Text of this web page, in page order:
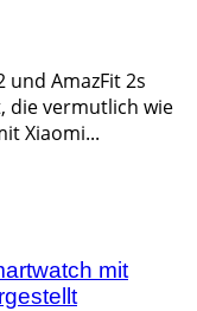
und AmazFit 2s
die vermutlich wie
Xiaomi...
mit